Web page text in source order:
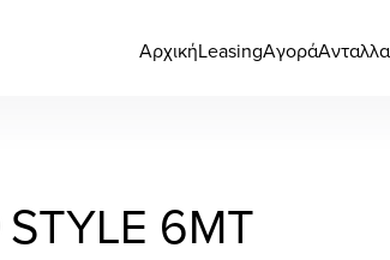
ΑρχικήLeasingΑγορά
STYLE 6MT